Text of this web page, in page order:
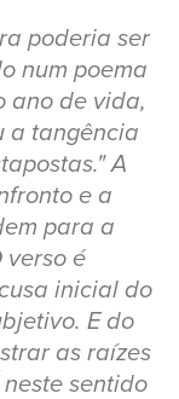
poderia ser
num poema
ano de vida,
a tangência
A
e a
para a
é
inicial do
E do
as raízes
sentido